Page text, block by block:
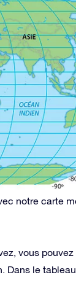
notre carte
vous
Dans le